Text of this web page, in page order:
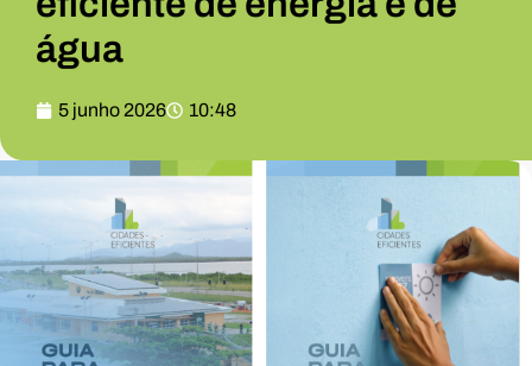
água
5 junho 2026 10:48